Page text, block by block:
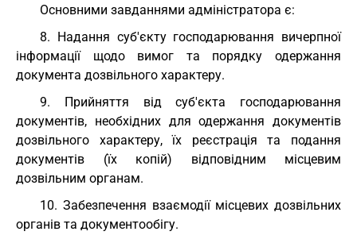
Основними завданнями адміністратора є:
8. Надання суб'єкту господарювання вичерпної
інформації щодо вимог та порядку одержання
документа дозвільного характеру.
9. Прийняття від суб'єкта господарювання
документів, необхідних для одержання документів
дозвільного характеру, їх реєстрація та подання
документів (їх копій) відповідним місцевим
дозвільним органам.
10. Забезпечення взаємодії місцевих дозвільних
органів та документообігу.